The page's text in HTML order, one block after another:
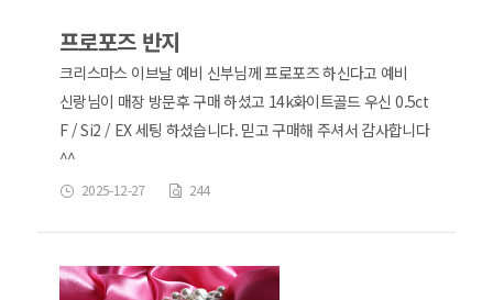
프로포즈 반지
크리스마스 이브날 예비 신부님께 프로포즈 하신다고 예비
신랑님이 매장 방문후 구매 하셨고 14k화이트골드 우신 0.5ct
F / Si2 / EX 세팅 하셨습니다. 믿고 구매해 주셔서 감사합니다
^^
2025-12-27 244